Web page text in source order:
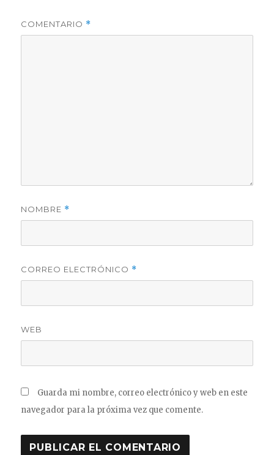
COMENTARIO *
NOMBRE *
CORREO ELECTRÓNICO *
WEB
Guarda mi nombre, correo electrónico y web en este
navegador para la próxima vez que comente.